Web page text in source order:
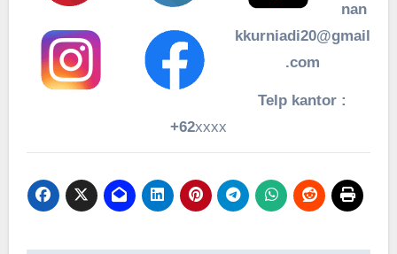
nan
kkurniadi20@gmail
.com
Telp kantor :
+62xxxx